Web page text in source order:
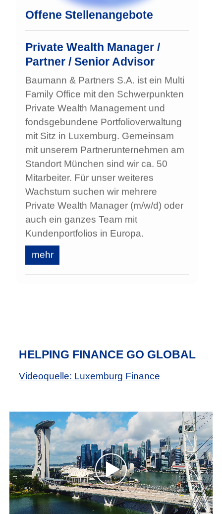
Offene Stellenangebote
Private Wealth Manager /
Partner / Senior Advisor
Baumann & Partners S.A. ist ein Multi
Family Office mit den Schwerpunkten
Private Wealth Management und
fondsgebundene Portfolioverwaltung
mit Sitz in Luxemburg. Gemeinsam
mit unserem Partnerunternehmen am
Standort München sind wir ca. 50
Mitarbeiter. Für unser weiteres
Wachstum suchen wir mehrere
Private Wealth Manager (m/w/d) oder
auch ein ganzes Team mit
Kundenportfolios in Europa.
mehr
HELPING FINANCE GO GLOBAL
Videoquelle: Luxemburg Finance